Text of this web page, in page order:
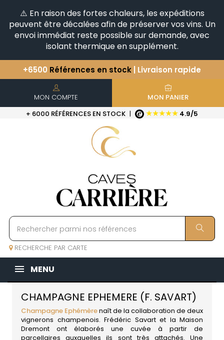
⚠️ En raison des fortes chaleurs, les expéditions
peuvent être décalées afin de préserver vos vins. Un
envoi immédiat reste possible sur demande, avec
isolant thermique en supplément.
+6500 Références en stock | Livraison rapide
Vous avez une question ?
Découvrez notre sélection
d'Horizontales & Verticales
MON COMPTE
MON PANIER
+ 6000 RÉFÉRENCES EN STOCK | ★★★★★ 4.9/5
RECHERCHE PAR CARTE
MENU
CHAMPAGNE EPHEMERE (F. SAVART)
Champagne Ephémèrenaît de la collaboration de deux
vignerons champenois. Frédéric Savart et la Maison
Dremont ont élaborés une cuvée à partir de
parcellaires auxquelles ils sont très attachés. Une